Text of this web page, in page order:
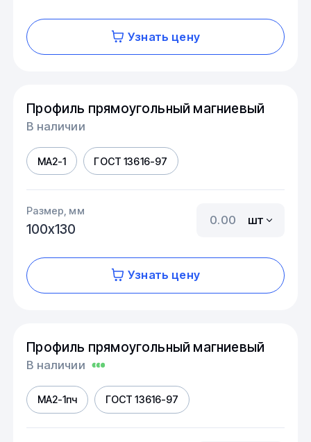
Узнать цену
Профиль прямоугольный магниевый
В наличии
МА2-1 ГОСТ 13616-97
Размер, мм
100х130
шт
Узнать цену
Профиль прямоугольный магниевый
В наличии
МА2-1пч ГОСТ 13616-97